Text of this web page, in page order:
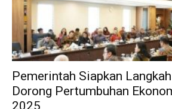
Pemerintah Siapkan
Dorong Pertumbuhan
2025